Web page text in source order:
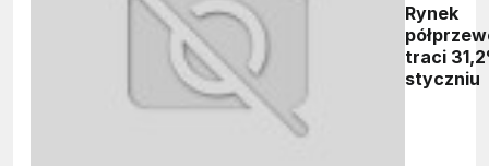
Rynek
traci
styczniu